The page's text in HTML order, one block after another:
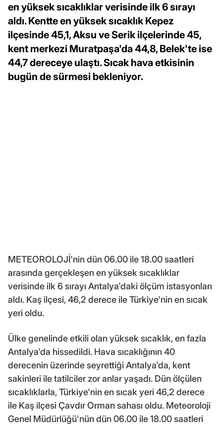
en yüksek sıcaklıklar verisinde ilk 6 sırayı
aldı. Kentte en yüksek sıcaklık Kepez
ilçesinde 45,1, Aksu ve Serik ilçelerinde 45,
kent merkezi Muratpaşa'da 44,8, Belek'te ise
44,7 dereceye ulaştı. Sıcak hava etkisinin
bugün de sürmesi bekleniyor.
METEOROLOJİ'nin dün 06.00 ile 18.00 saatleri
arasında gerçekleşen en yüksek sıcaklıklar
verisinde ilk 6 sırayı Antalya'daki ölçüm istasyonları
aldı. Kaş ilçesi, 46,2 derece ile Türkiye'nin en sıcak
yeri oldu.
Ülke genelinde etkili olan yüksek sıcaklık, en fazla
Antalya'da hissedildi. Hava sıcaklığının 40
derecenin üzerinde seyrettiği Antalya'da, kent
sakinleri ile tatilciler zor anlar yaşadı. Dün ölçülen
sıcaklıklarla, Türkiye'nin en sıcak yeri 46,2 derece
ile Kaş ilçesi Çavdır Orman sahası oldu. Meteoroloji
Genel Müdürlüğü'nün dün 06.00 ile 18.00 saatleri